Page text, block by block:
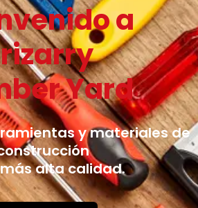
a
Yard
y materiales de
alta calidad.